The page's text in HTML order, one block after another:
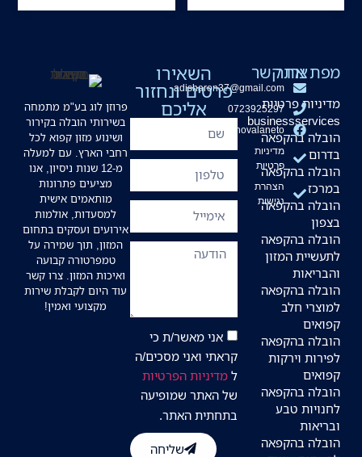
פרוזן לוג בע"מ מתמחה
בשירותי הובלה בקירור
ושינוע מזון קפוא לכל
רחבי הארץ. עם למעלה
מ-12 שנות ניסיון, אנו
מציעים פתרונות
מותאמים אישית
למסעדות, אולמות
אירועים ועסקים בתחום
המזון, תוך שמירה על
טמפרטורה קבועה
ואיכות המזון. צרו קשר
עוד היום לקבלת שירות
מקצועי ואמין!
מפת אתר
מדיניות פרטיות
businessservices
הובלה בהקפאה
בדרום
הובלה בהקפאה
במרכז
הובלה בהקפאה
בצפון
הובלה בהקפאה
לתעשיית המזון
והבריאות
הובלה בהקפאה
למוצרי חלב
קפואים
הובלה בהקפאה
לפירות וירקות
קפואים
הובלה בהקפאה
לחנויות טבע
ובריאות
הובלה בהקפאה
צרו קשר
adisharon37@gmail.com
0723925297
hovalaneto
מדיניות
פרטיות
הצהרת
נגישות
השאירו
פרטים ונחזור
אליכם
אני מאשר/ת כי
קראתי ואני מסכים/ה
ל מדיניות הפרטיות
של האתר שמופיעה
בתחתית האתר.
שליחה